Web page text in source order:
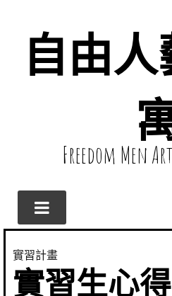
自由
Freedom Men
實習計畫
實習生心得